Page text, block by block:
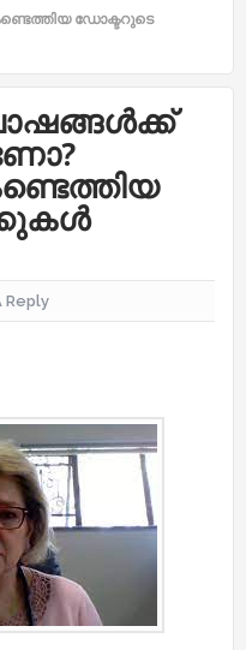
ഡോക്ടറുടെ
Reply